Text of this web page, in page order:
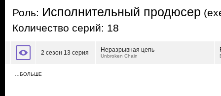
Роль: Исполнительный продюсер
Количество серий: 18
2 сезон 13 серия Неразрывная цепь
Unbroken Chain
…БОЛЬШЕ